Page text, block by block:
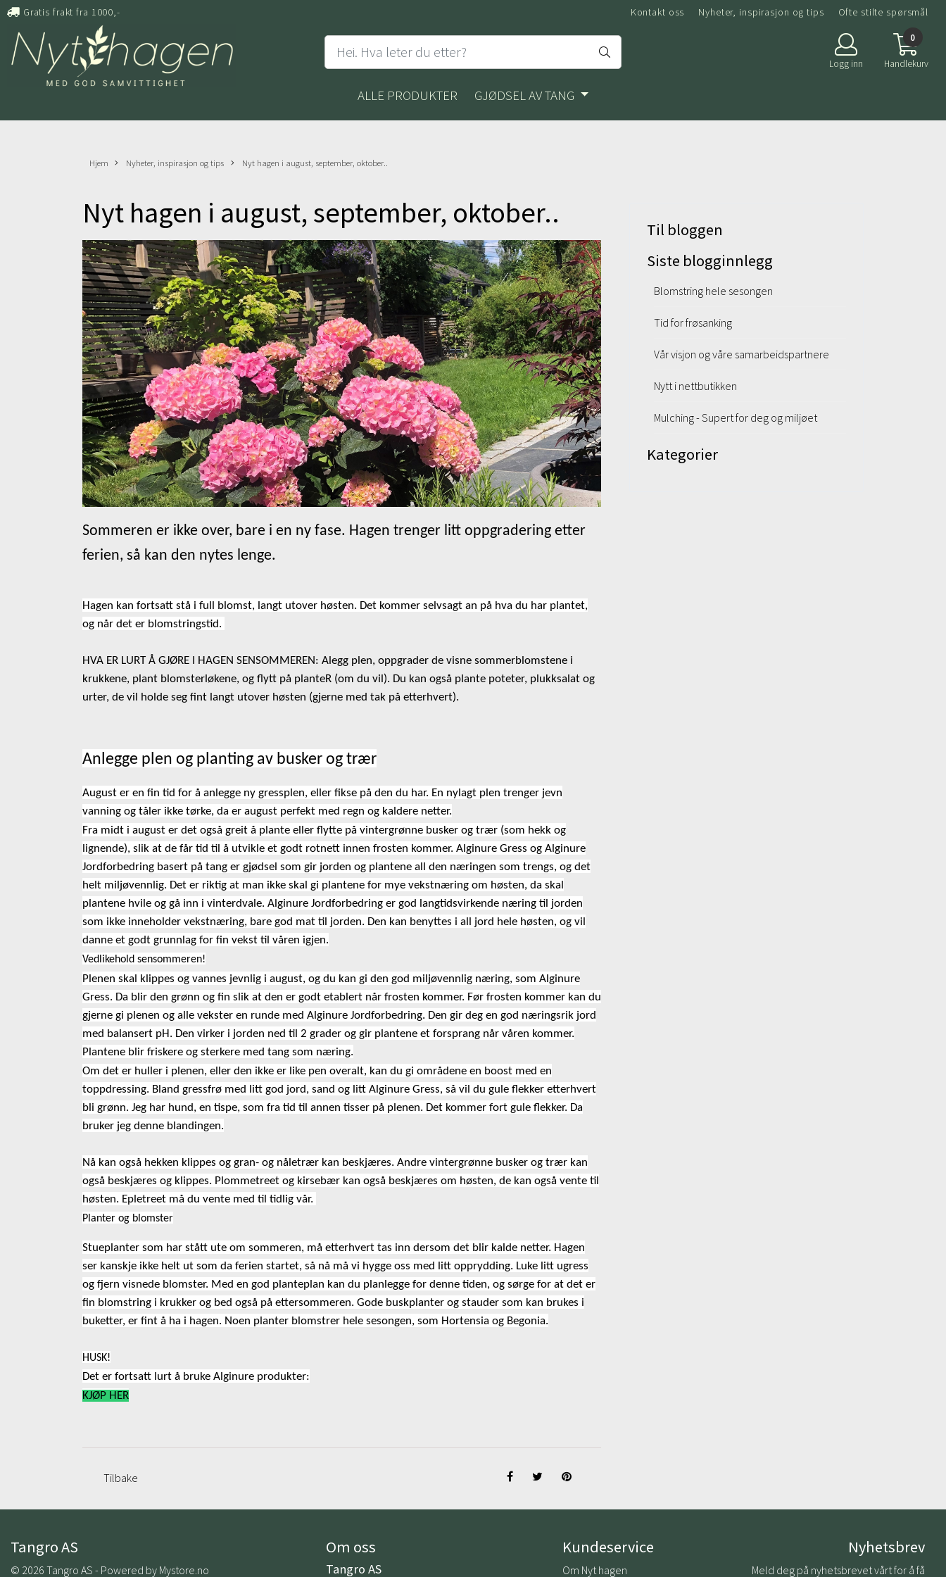
Gratis frakt fra 1000,- Kontakt oss Nyheter, inspirasjon og tips Ofte stilte spørsmål
Logg inn
0
Handlekurv
ALLE PRODUKTER GJØDSEL AV TANG
Hjem Nyheter, inspirasjon og tips Nyt hagen i august, september, oktober..
Til bloggen
Siste blogginnlegg
Blomstring hele sesongen
Tid for frøsanking
Vår visjon og våre samarbeidspartnere
Nytt i nettbutikken
Mulching - Supert for deg og miljøet
Kategorier
Nyt hagen i august, september, oktober..
Sommeren er ikke over, bare i en ny fase. Hagen trenger litt oppgradering etter
ferien, så kan den nytes lenge.
Hagen kan fortsatt stå i full blomst, langt utover høsten. Det kommer selvsagt an på hva du har plantet,
og når det er blomstringstid.
HVA ER LURT Å GJØRE I HAGEN SENSOMMEREN: Alegg plen, oppgrader de visne sommerblomstene i
krukkene, plant blomsterløkene, og flytt på planteR (om du vil). Du kan også plante poteter, plukksalat og
urter, de vil holde seg fint langt utover høsten (gjerne med tak på etterhvert).
Anlegge plen og planting av busker og trær
August er en fin tid for å anlegge ny gressplen, eller fikse på den du har. En nylagt plen trenger jevn
vanning og tåler ikke tørke, da er august perfekt med regn og kaldere netter.
Fra midt i august er det også greit å plante eller flytte på vintergrønne busker og trær (som hekk og
lignende), slik at de får tid til å utvikle et godt rotnett innen frosten kommer. Alginure Gress og Alginure
Jordforbedring basert på tang er gjødsel som gir jorden og plantene all den næringen som trengs, og det
helt miljøvennlig. Det er riktig at man ikke skal gi plantene for mye vekstnæring om høsten, da skal
plantene hvile og gå inn i vinterdvale. Alginure Jordforbedring er god langtidsvirkende næring til jorden
som ikke inneholder vekstnæring, bare god mat til jorden. Den kan benyttes i all jord hele høsten, og vil
danne et godt grunnlag for fin vekst til våren igjen.
Vedlikehold sensommeren!
Plenen skal klippes og vannes jevnlig i august, og du kan gi den god miljøvennlig næring, som Alginure
Gress. Da blir den grønn og fin slik at den er godt etablert når frosten kommer. Før frosten kommer kan du
gjerne gi plenen og alle vekster en runde med Alginure Jordforbedring. Den gir deg en god næringsrik jord
med balansert pH. Den virker i jorden ned til 2 grader og gir plantene et forsprang når våren kommer.
Plantene blir friskere og sterkere med tang som næring.
Om det er huller i plenen, eller den ikke er like pen overalt, kan du gi områdene en boost med en
toppdressing. Bland gressfrø med litt god jord, sand og litt Alginure Gress, så vil du gule flekker etterhvert
bli grønn. Jeg har hund, en tispe, som fra tid til annen tisser på plenen. Det kommer fort gule flekker. Da
bruker jeg denne blandingen.
Nå kan også hekken klippes og gran- og nåletrær kan beskjæres. Andre vintergrønne busker og trær kan
også beskjæres og klippes. Plommetreet og kirsebær kan også beskjæres om høsten, de kan også vente til
høsten. Epletreet må du vente med til tidlig vår.
Planter og blomster
Stueplanter som har stått ute om sommeren, må etterhvert tas inn dersom det blir kalde netter. Hagen
ser kanskje ikke helt ut som da ferien startet, så nå må vi hygge oss med litt opprydding. Luke litt ugress
og fjern visnede blomster. Med en god planteplan kan du planlegge for denne tiden, og sørge for at det er
fin blomstring i krukker og bed også på ettersommeren. Gode buskplanter og stauder som kan brukes i
buketter, er fint å ha i hagen. Noen planter blomstrer hele sesongen, som Hortensia og Begonia.
HUSK!
Det er fortsatt lurt å bruke Alginure produkter:
KJØP HER
Tilbake
Tangro AS
© 2026 Tangro AS - Powered by Mystore.no
Om oss
Tangro AS
Kundeservice
Om Nyt hagen
Nyhetsbrev
Meld deg på nyhetsbrevet vårt for å få